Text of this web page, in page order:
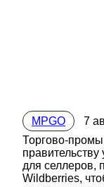
MPGO
7
Торгово-
правительству
для селлеров,
Wildberries,